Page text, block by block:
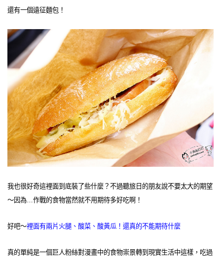
還有一個遠征麵包！
我也很好奇這裡面到底裝了些什麼？不過聽旅日的朋友說不要太大的期望
～因為…作戰的食物當然就不用期待多好吃啊！
好吧～裡面有兩片火腿、酸菜、酸黃瓜！還真的不能期待什麼
真的單純是一個巨人粉絲對漫畫中的食物崇景轉到現實生活中這樣，吃過